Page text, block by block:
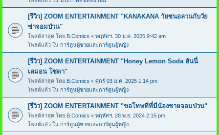
[รีวิว] ZOOM ENTERTAINMENT "KANAKANA วัยซนอลวนกับวัย
ซ่าจอมป่วน"
โพสต์ล่าสุด โดย B.Comics « พฤหัสฯ. 30 ม.ค. 2025 9:42 am
โพสต์แล้ว ใน การ์ตูนผู้ชายและการ์ตูนผู้หญิง
[รีวิว] ZOOM ENTERTAINMENT "Honey Lemon Soda ฮันนี่
เลมอน โซดา"
โพสต์ล่าสุด โดย B.Comics « ศุกร์ 03 ม.ค. 2025 1:14 pm
โพสต์แล้ว ใน การ์ตูนผู้ชายและการ์ตูนผู้หญิง
[รีวิว] ZOOM ENTERTAINMENT "ขอโทษทีที่มีน้องชายจอมป่วน"
โพสต์ล่าสุด โดย B.Comics « พฤหัสฯ. 28 พ.ย. 2024 2:15 pm
โพสต์แล้ว ใน การ์ตูนผู้ชายและการ์ตูนผู้หญิง